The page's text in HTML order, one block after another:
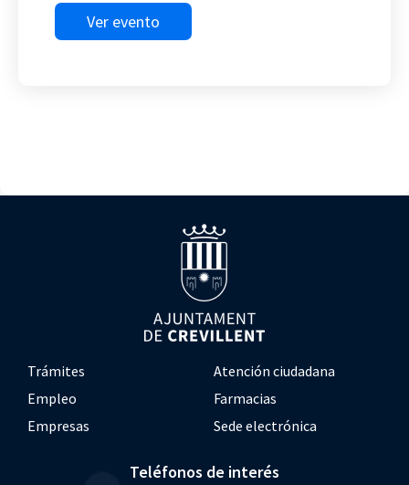
Ver evento
Trámites
Atención ciudadana
Empleo
Farmacias
Empresas
Sede electrónica
Teléfonos de interés